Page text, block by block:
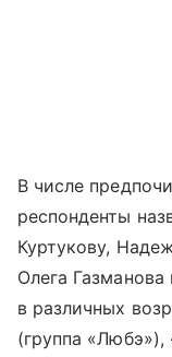
В числе
респонденты
Куртукову,
Олега
в различных
(группа «Любэ»),